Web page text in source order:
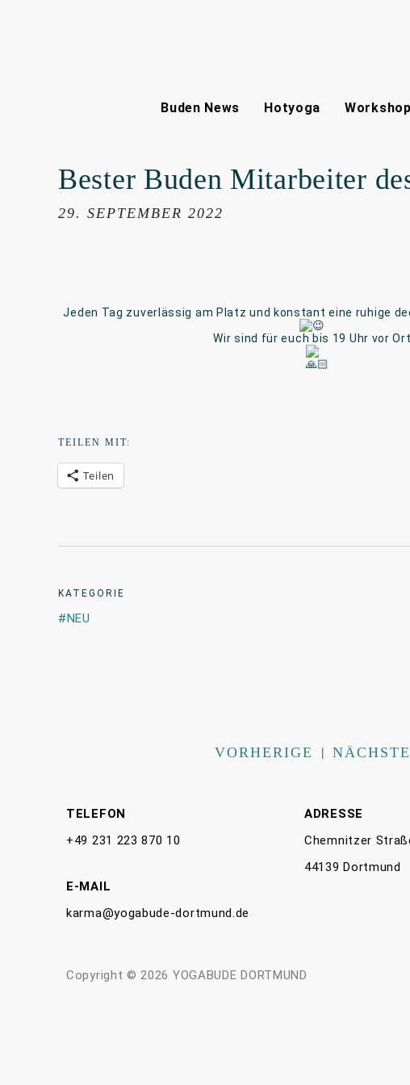
Buden News Hotyoga
Bester Buden Mitarbeiter
29. SEPTEMBER 2022
Jeden Tag zuverlässig am Platz und konstant eine ruhige
Wir sind für euch bis 19 Uhr vor Ort
TEILEN MIT:
Teilen
KATEGORIE
NEU
VORHERIGE | NÄCHSTE
TELEFON
+49 231 223 870 10
E-MAIL
karma@yogabude-dortmund.de
ADRESSE
Chemnitzer
44139 Dortmund
Copyright © 2026 YOGABUDE DORTMUND